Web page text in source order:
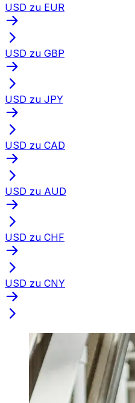
USD zu EUR
USD zu GBP
USD zu JPY
USD zu CAD
USD zu AUD
USD zu CHF
USD zu CNY